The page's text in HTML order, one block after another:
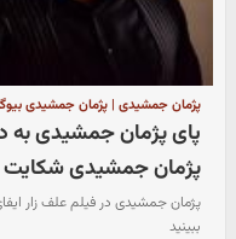
پژمان جمشیدی | پژمان جمشیدی
پای پژمان جمشیدی به
پژمان جمشیدی شکایت
پژمان جمشیدی در فیلم علف زار
ببینید